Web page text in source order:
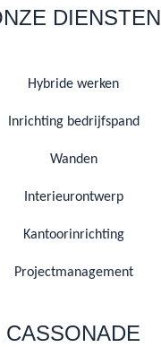
DIENSTEN
Hybride werken
Inrichting bedrijfspand
Wanden
Interieurontwerp
Kantoorinrichting
Projectmanagement
CASSONADE